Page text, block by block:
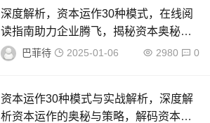
深度解析，资本运作30种模式，在线阅
读指南助力企业腾飞，揭秘资本奥秘，
30种资本运作模式深度解析指南
巴菲待 2025-01-06 2980 0
资本运作30种模式与实战解析，深度解
析资本运作的奥秘与策略，解码资本运